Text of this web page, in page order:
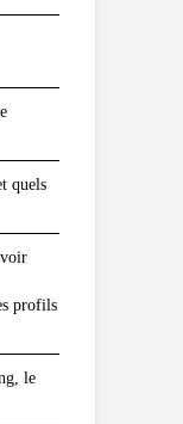
quels
profils
le